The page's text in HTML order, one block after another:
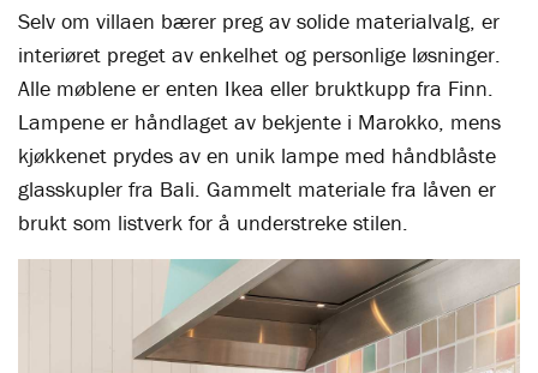
Selv om villaen bærer preg av solide materialvalg, er
interiøret preget av enkelhet og personlige løsninger.
Alle møblene er enten Ikea eller bruktkupp fra Finn.
Lampene er håndlaget av bekjente i Marokko, mens
kjøkkenet prydes av en unik lampe med håndblåste
glasskupler fra Bali. Gammelt materiale fra låven er
brukt som listverk for å understreke stilen.